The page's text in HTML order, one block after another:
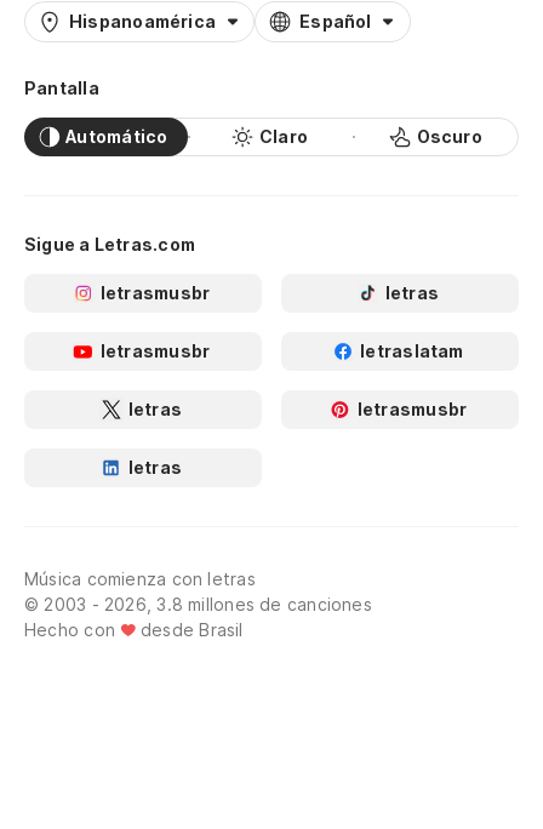
Hispanoamérica Español
Pantalla
Automático Claro Oscuro
Sigue a Letras.com
letrasmusbr letras
letrasmusbr letraslatam
letras letrasmusbr
letras
Música comienza con letras
© 2003 - 2026, 3.8 millones de canciones
Hecho con
desde Brasil